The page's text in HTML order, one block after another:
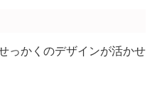
っかくのデザインが活かせ